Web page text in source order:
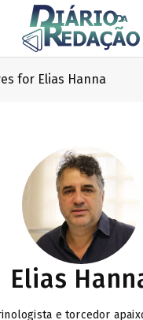
for Elias Hanna
Elias
e torcedor